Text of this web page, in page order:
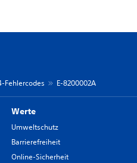
Fehlercodes E-8200002A
Werte
Umweltschutz
Barrierefreiheit
Online-Sicherheit